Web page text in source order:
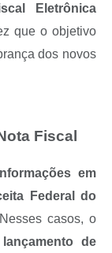
Eletrônica
que o objetivo
dos novos
Fiscal
em
Federal do
casos, o
lançamento de